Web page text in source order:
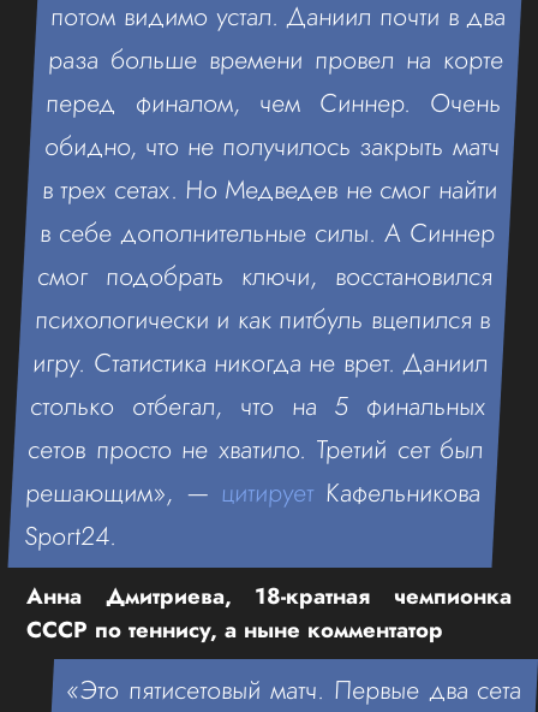
потом видимо устал. Даниил почти в два
раза больше времени провел на корте
перед финалом, чем Синнер. Очень
обидно, что не получилось закрыть матч
в трех сетах. Но Медведев не смог найти
в себе дополнительные силы. А Синнер
смог подобрать ключи, восстановился
психологически и как питбуль вцепился в
игру. Статистика никогда не врет. Даниил
столько отбегал, что на 5 финальных
сетов просто не хватило. Третий сет был
решающим», —цитирует Кафельникова
Sport24.
Анна Дмитриева, 18-кратная чемпионка
СССР по теннису, а ныне комментатор
«Это пятисетовый матч. Первые два сета